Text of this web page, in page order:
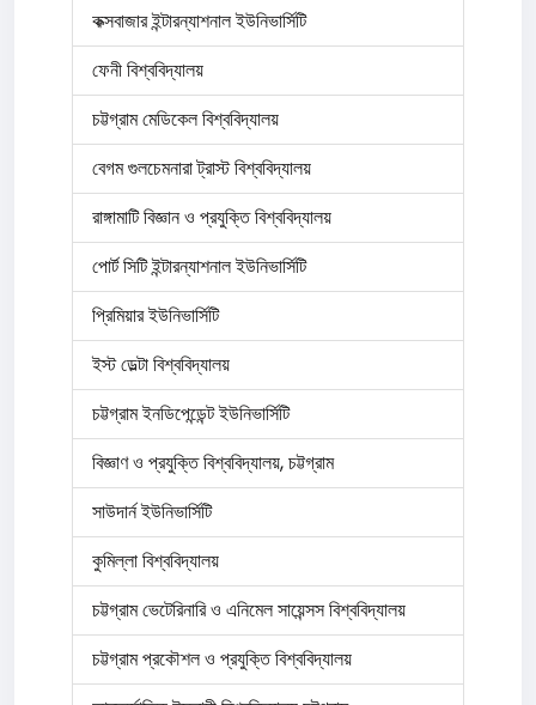
কক্সবাজার ইন্টারন্যাশনাল ইউনিভার্সিটি
ফেনী বিশ্ববিদ্যালয়
চট্টগ্রাম মেডিকেল বিশ্ববিদ্যালয়
বেগম গুলচেমনারা ট্রাস্ট বিশ্ববিদ্যালয়
রাঙ্গামাটি বিজ্ঞান ও প্রযুক্তি বিশ্ববিদ্যালয়
পোর্ট সিটি ইন্টারন্যাশনাল ইউনিভার্সিটি
প্রিমিয়ার ইউনিভার্সিটি
ইস্ট ডেল্টা বিশ্ববিদ্যালয়
চট্টগ্রাম ইনডিপেন্ডেন্ট ইউনিভার্সিটি
বিজ্ঞাণ ও প্রযুক্তি বিশ্ববিদ্যালয়, চট্টগ্রাম
সাউদার্ন ইউনিভার্সিটি
কুমিল্লা বিশ্ববিদ্যালয়
চট্টগ্রাম ভেটেরিনারি ও এনিমেল সায়েন্সস বিশ্ববিদ্যালয়
চট্টগ্রাম প্রকৌশল ও প্রযুক্তি বিশ্ববিদ্যালয়